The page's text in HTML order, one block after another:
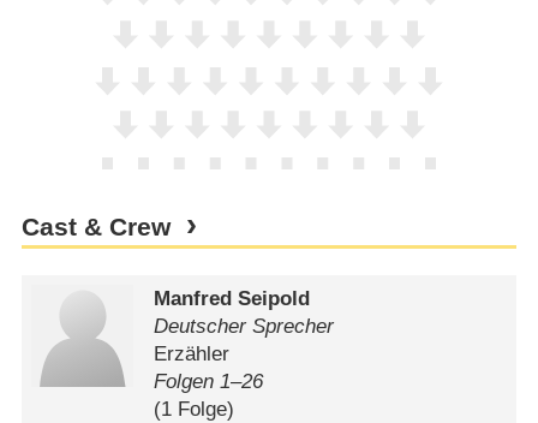
Cast & Crew
Manfred Seipold
Deutscher Sprecher
Erzähler
Folgen 1⁠–⁠26
(1 Folge)